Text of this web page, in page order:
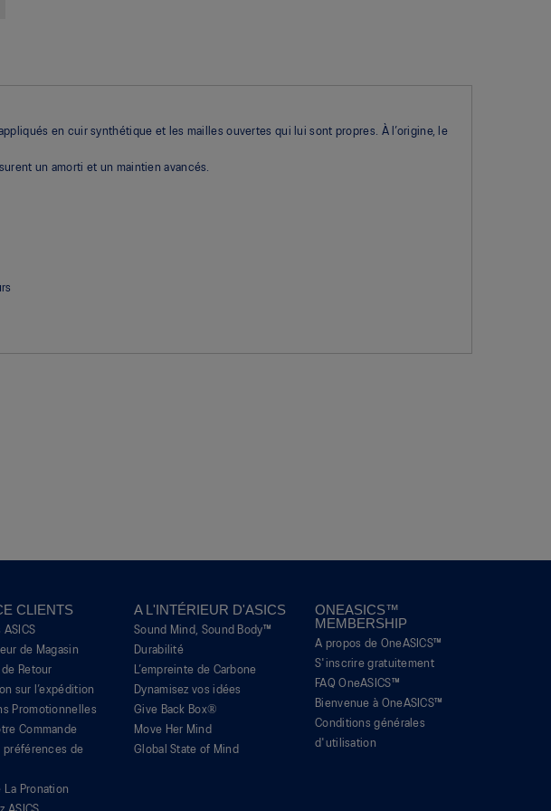
en cuir synthétique et les mailles ouvertes qui lui sont propres. À l’origine, le
un amorti et un maintien avancés.
CLIENTS
ASICS
de Magasin
Retour
sur l’expédition
Promotionnelles
Commande
préférences de
La Pronation
A L'INTÉRIEUR D'ASICS
Sound Mind, Sound Body™
Durabilité
L’empreinte de Carbone
Dynamisez vos idées
Give Back Box®
Move Her Mind
Global State of Mind
ONEASICS™
MEMBERSHIP
A propos de OneASICS™
S'inscrire gratuitement
FAQ OneASICS™
Bienvenue à OneASICS™
Conditions générales
d'utilisation